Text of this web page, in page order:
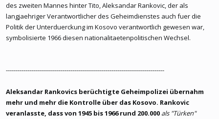
des zweiten Mannes hinter Tito, Aleksandar Rankovic, der als
langjaehriger Verantwortlicher des Geheimdienstes auch fuer die
Politik der Unterduerckung im Kosovo verantwortlich gewesen war,
symbolisierte 1966 diesen nationalitaetenpolitischen Wechsel.
---------------------------------------------------------------------------------
Aleksandar Rankovics berüchtigte Geheimpolizei übernahm
mehr und mehr die Kontrolle über das Kosovo. Rankovic
veranlasste, dass von 1945 bis 1966 rund 200.000 als "Türken"